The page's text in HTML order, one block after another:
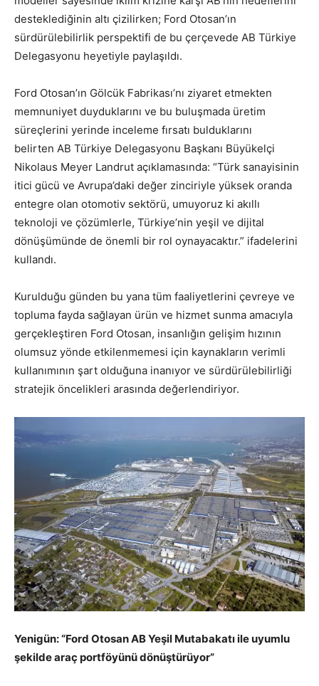
desteklediğinin altı çizilirken; Ford Otosan’ın
sürdürülebilirlik perspektifi de bu çerçevede AB Türkiye
Delegasyonu heyetiyle paylaşıldı.
Ford Otosan’ın Gölcük Fabrikası’nı ziyaret etmekten
memnuniyet duyduklarını ve bu buluşmada üretim
süreçlerini yerinde inceleme fırsatı bulduklarını
belirten AB Türkiye Delegasyonu Başkanı Büyükelçi
Nikolaus Meyer Landrut açıklamasında: “Türk sanayisinin
itici gücü ve Avrupa’daki değer zinciriyle yüksek oranda
entegre olan otomotiv sektörü, umuyoruz ki akıllı
teknoloji ve çözümlerle, Türkiye’nin yeşil ve dijital
dönüşümünde de önemli bir rol oynayacaktır.” ifadelerini
kullandı.
Kurulduğu günden bu yana tüm faaliyetlerini çevreye ve
topluma fayda sağlayan ürün ve hizmet sunma amacıyla
gerçekleştiren Ford Otosan, insanlığın gelişim hızının
olumsuz yönde etkilenmemesi için kaynakların verimli
kullanımının şart olduğuna inanıyor ve sürdürülebilirliği
stratejik öncelikleri arasında değerlendiriyor.
Yenigün: “Ford Otosan AB Yeşil Mutabakatı ile uyumlu
şekilde araç portföyünü dönüştürüyor”